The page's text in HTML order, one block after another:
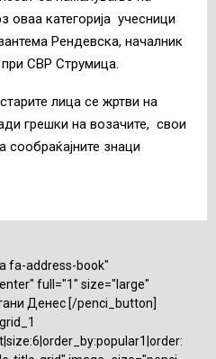
оваа категорија учесници
Рендевска, началник
СВР Струмица.
лица се жртви на
грешки на возачите, свои
сообраќајните знаци
fa-address-book"
full="1" size="large"
Денес [/penci_button]